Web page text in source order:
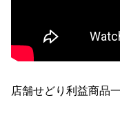
店舗せどり利益商品